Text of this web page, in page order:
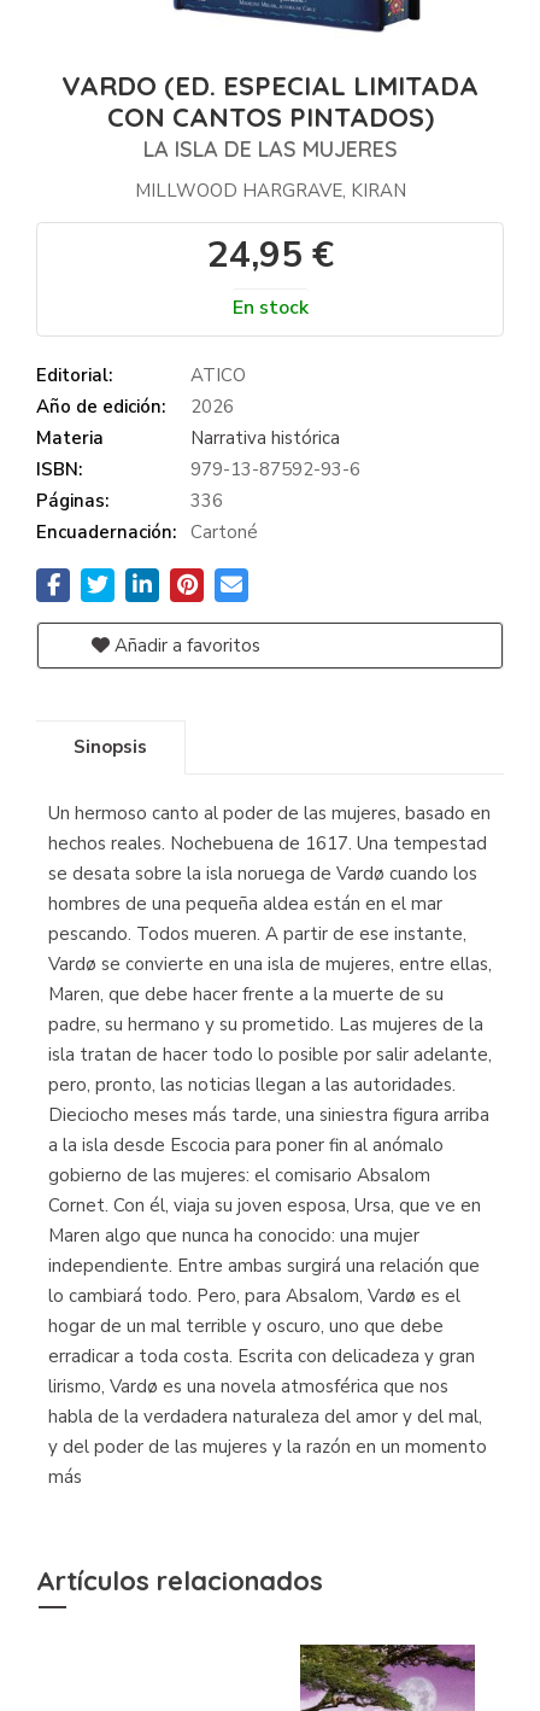
VARDO (ED. ESPECIAL LIMITADA
CON CANTOS PINTADOS)
LA ISLA DE LAS MUJERES
MILLWOOD HARGRAVE, KIRAN
24,95 €
En stock
Editorial:
ATICO
Año de edición:
2026
Materia
Narrativa histórica
ISBN:
979-13-87592-93-6
Páginas:
336
Encuadernación: Cartoné
Añadir a favoritos
Sinopsis
Un hermoso canto al poder de las mujeres, basado en
hechos reales. Nochebuena de 1617. Una tempestad
se desata sobre la isla noruega de Vardø cuando los
hombres de una pequeña aldea están en el mar
pescando. Todos mueren. A partir de ese instante,
Vardø se convierte en una isla de mujeres, entre ellas,
Maren, que debe hacer frente a la muerte de su
padre, su hermano y su prometido. Las mujeres de la
isla tratan de hacer todo lo posible por salir adelante,
pero, pronto, las noticias llegan a las autoridades.
Dieciocho meses más tarde, una siniestra figura arriba
a la isla desde Escocia para poner fin al anómalo
gobierno de las mujeres: el comisario Absalom
Cornet. Con él, viaja su joven esposa, Ursa, que ve en
Maren algo que nunca ha conocido: una mujer
independiente. Entre ambas surgirá una relación que
lo cambiará todo. Pero, para Absalom, Vardø es el
hogar de un mal terrible y oscuro, uno que debe
erradicar a toda costa. Escrita con delicadeza y gran
lirismo, Vardø es una novela atmosférica que nos
habla de la verdadera naturaleza del amor y del mal,
y del poder de las mujeres y la razón en un momento
más
Artículos relacionados